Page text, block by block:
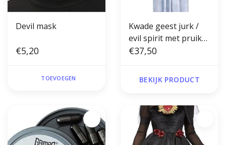
Devil mask
€5,20
TOEVOEGEN
Kwade geest jurk /
evil spirit met pruik
(the ring)
€37,50
BEKIJK PRODUCT